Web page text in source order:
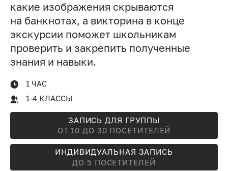
какие изображения скрываются
на банкнотах, а викторина в конце
экскурсии поможет школьникам
проверить и закрепить полученные
знания и навыки.
1 ЧАС
1-4 КЛАССЫ
ЗАПИСЬ ДЛЯ ГРУППЫ
ОТ 10 ДО 30 ПОСЕТИТЕЛЕЙ
ИНДИВИДУАЛЬНАЯ ЗАПИСЬ
ДО 5 ПОСЕТИТЕЛЕЙ